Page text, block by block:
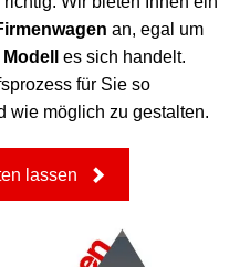
an, egal um
es sich handelt.
für Sie so
wie möglich zu gestalten.
lassen